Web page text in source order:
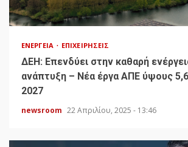
ΕΝΈΡΓΕΙΑ ΕΠΙΧΕΙΡΉΣΕΙΣ
ΔΕΗ: Επενδύει στην καθαρή
ανάπτυξη – Νέα έργα ΑΠΕ ύψους
2027
newsroom 22 Απριλίου, 2025 - 13:46